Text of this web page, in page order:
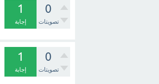
0
تصويتات
1
إجابة
0
تصويتات
1
إجابة